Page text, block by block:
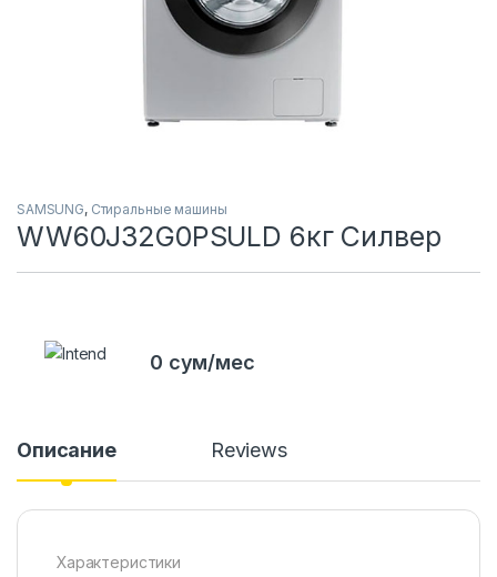
SAMSUNG, Стиральные машины
WW60J32G0PSULD 6кг Силвер
0 сум/мес
Описание Reviews
Характеристики